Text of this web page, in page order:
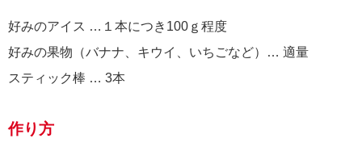
好みのアイス …１本につき100ｇ程度
好みの果物（バナナ、キウイ、いちごなど）… 適量
スティック棒 … 3本
作り方